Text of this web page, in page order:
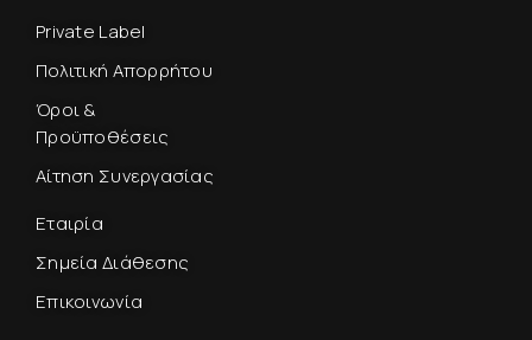
Private Label
Πολιτική Απορρήτου
Όροι &
Προϋποθέσεις
Αίτηση Συνεργασίας
Εταιρία
Σημεία Διάθεσης
Επικοινωνία